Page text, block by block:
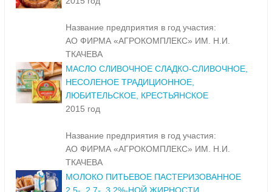
Название предприятия в год участия:
АО ФИРМА «АГРОКОМПЛЕКС» ИМ. Н.И.
ТКАЧЕВА
МАСЛО СЛИВОЧНОЕ СЛАДКО-СЛИВОЧНОЕ,
НЕСОЛЕНОЕ ТРАДИЦИОННОЕ,
ЛЮБИТЕЛЬСКОЕ, КРЕСТЬЯНСКОЕ
2015 год
Название предприятия в год участия:
АО ФИРМА «АГРОКОМПЛЕКС» ИМ. Н.И.
ТКАЧЕВА
МОЛОКО ПИТЬЕВОЕ ПАСТЕРИЗОВАННОЕ